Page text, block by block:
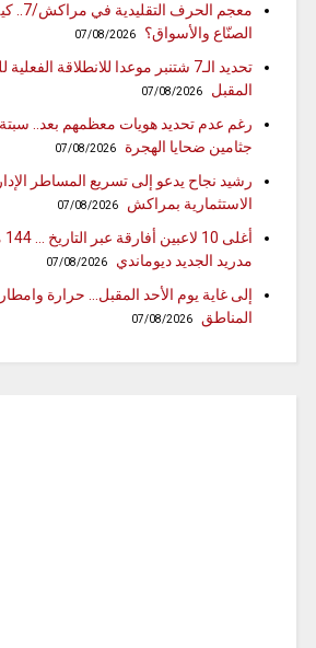
معجم
الصنّاع والأسواق؟
07/08/2026
تحديد الـ7 شتنبر موعدا للانطلاقة
المقبل
07/08/2026
رغم عدم تحديد هويات معظمهم بعد..
جثامين ضحايا الهجرة
07/08/2026
رشيد نجاح يدعو إلى تسريع المساطر
الاستثمارية بمراكش
07/08/2026
مدريد الجديد ديوماندي
07/08/2026
إلى غاية يوم الأحد المقبل… حرارة
المناطق
07/08/2026